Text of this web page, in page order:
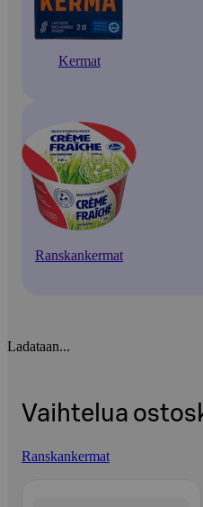
Kermat
Ranskankermat
Ladataan...
Vaihtelua
Ranskankermat